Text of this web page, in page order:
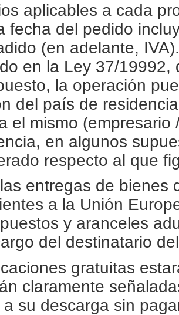
aplicables a cada
fecha del pedido
(en adelante,
en la Ley 37/
la operación
del país de
el mismo
en algunos
respecto al que
entregas de bienes
a la Unión
y aranceles
del destinatario
gratuitas
claramente
su descarga sin